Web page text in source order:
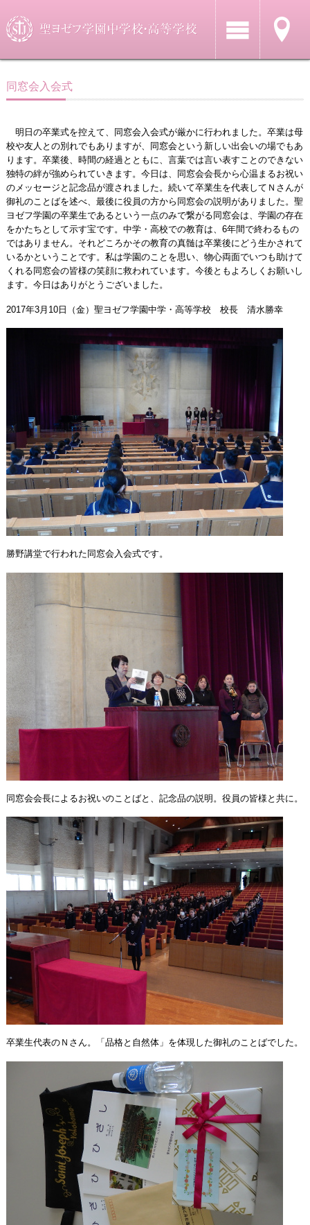
同窓会入会式
明日の卒業式を控えて、同窓会入会式が厳かに行われました。卒業は母
校や友人との別れでもありますが、同窓会という新しい出会いの場でもあ
ります。卒業後、時間の経過とともに、言葉では言い表すことのできない
独特の絆が強められていきます。今日は、同窓会会長から心温まるお祝い
のメッセージと記念品が渡されました。続いて卒業生を代表してＮさんが
御礼のことばを述べ、最後に役員の方から同窓会の説明がありました。聖
ヨゼフ学園の卒業生であるという一点のみで繋がる同窓会は、学園の存在
をかたちとして示す宝です。中学・高校での教育は、6年間で終わるもの
ではありません。それどころかその教育の真髄は卒業後にどう生かされて
いるかということです。私は学園のことを思い、物心両面でいつも助けて
くれる同窓会の皆様の笑顔に救われています。今後ともよろしくお願いし
ます。今日はありがとうございました。
2017年3月10日（金）聖ヨゼフ学園中学・高等学校 校長 清水勝幸
勝野講堂で行われた同窓会入会式です。
同窓会会長によるお祝いのことばと、記念品の説明。役員の皆様と共に。
卒業生代表のＮさん。「品格と自然体」を体現した御礼のことばでした。